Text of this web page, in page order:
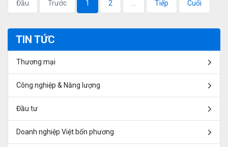
Đầu Trước 1 2 Tiếp Cuối
TIN TỨC
Thương mại
Công nghiệp & Năng lượng
Đầu tư
Doanh nghiệp Việt bốn phương